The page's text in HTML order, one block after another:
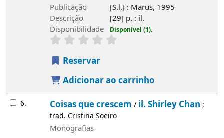
Publicação
[S.l.] : Marus, 1995
Descrição
[29] p. : il.
Disponibilidade
Disponível (1).
Reservar
Adicionar ao carrinho
6. Coisas que crescem / il. Shirley Chan ;
trad. Cristina Soeiro
Monografias